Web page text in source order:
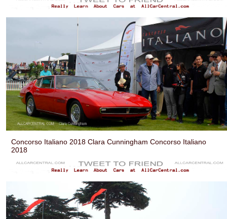
Concorso Italiano 2018 Clara Cunningham Concorso Italiano
2018